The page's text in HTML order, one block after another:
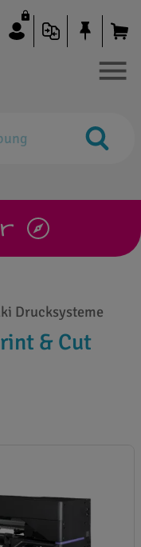
Drucksysteme
& Cut